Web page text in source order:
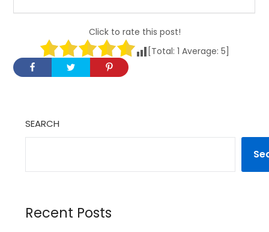
Click to rate this post!
[Total: 1 Average: 5
SEARCH
Recent Posts